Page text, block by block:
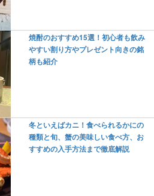
焼酎のおすすめ15選！初心者も飲み
やすい割り方やプレゼント向きの銘
柄も紹介
冬といえばカニ！食べられるかにの
種類と旬、蟹の美味しい食べ方、お
すすめの入手方法まで徹底解説